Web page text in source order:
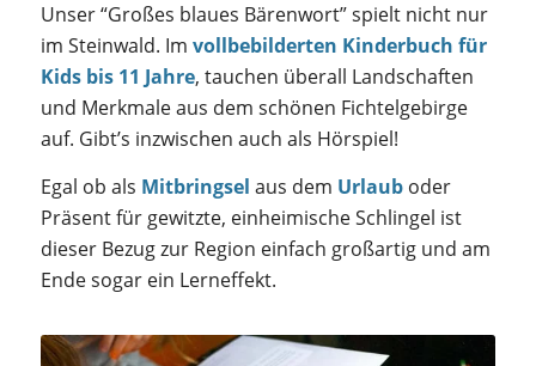
Unser “Großes blaues Bärenwort” spielt nicht nur
im Steinwald. Im vollbebilderten Kinderbuch für
Kids bis 11 Jahre, tauchen überall Landschaften
und Merkmale aus dem schönen Fichtelgebirge
auf. Gibt’s inzwischen auch als Hörspiel!
Egal ob als Mitbringsel aus dem Urlauboder
Präsent für gewitzte, einheimische Schlingel ist
dieser Bezug zur Region einfach großartig und am
Ende sogar ein Lerneffekt.